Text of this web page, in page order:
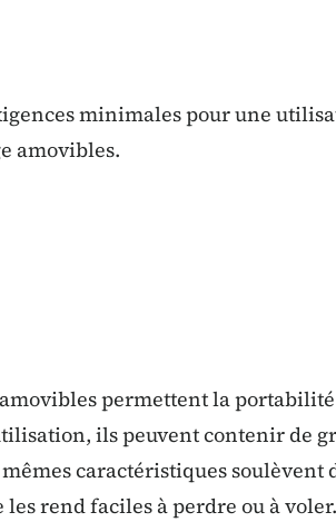
minimales pour une
amovibles.
permettent la
ils peuvent contenir de
caractéristiques soulèvent
rend faciles à perdre ou à